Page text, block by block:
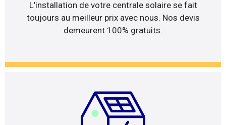
L’installation de votre centrale solaire se fait
toujours au meilleur prix avec nous. Nos devis
demeurent 100% gratuits.